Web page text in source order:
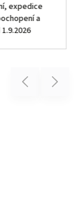
expedice
a
Previous Next